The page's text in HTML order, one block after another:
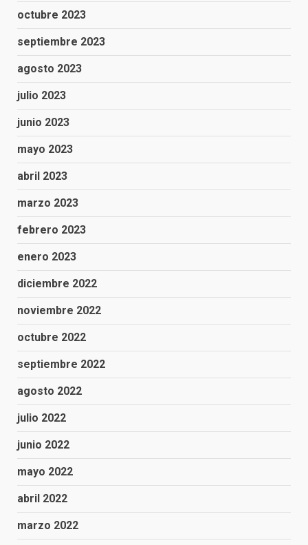
octubre 2023
septiembre 2023
agosto 2023
julio 2023
junio 2023
mayo 2023
abril 2023
marzo 2023
febrero 2023
enero 2023
diciembre 2022
noviembre 2022
octubre 2022
septiembre 2022
agosto 2022
julio 2022
junio 2022
mayo 2022
abril 2022
marzo 2022